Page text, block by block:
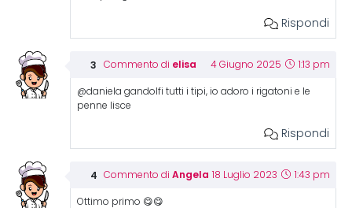
Rispondi
Commento di elisa 4 Giugno 2025 1:13 pm
@daniela gandolfi tutti i tipi, io adoro i rigatoni e le
penne lisce
Rispondi
Commento di Angela 18 Luglio 2023 1:43 pm
Ottimo primo 😋😋